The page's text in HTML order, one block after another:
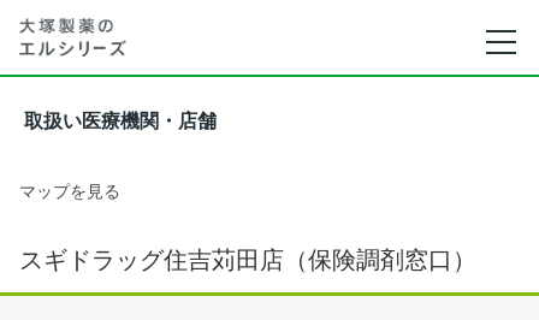
取扱い医療機関・店舗
マップを見る
スギドラッグ住吉苅田店（保険調剤窓口）